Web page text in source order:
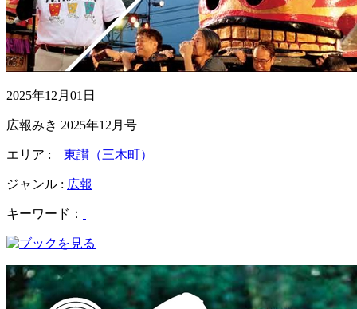
2025年12月01日
広報みき 2025年12月号
エリア : 東讃（三木町）
ジャンル : 広報
キーワード：